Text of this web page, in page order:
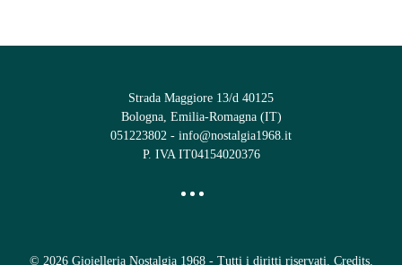
Strada Maggiore 13/d 40125
Bologna, Emilia-Romagna (IT)
051223802 - info@nostalgia1968.it
P. IVA IT04154020376
© 2026Gioielleria Nostalgia 1968 - Tutti i diritti riservati. Credits.